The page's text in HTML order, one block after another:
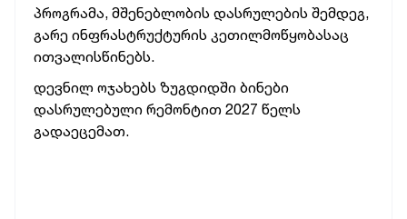
პროგრამა, მშენებლობის დასრულების შემდეგ,
გარე ინფრასტრუქტურის კეთილმოწყობასაც
ითვალისწინებს.
დევნილ ოჯახებს ზუგდიდში ბინები
დასრულებული რემონტით 2027 წელს
გადაეცემათ.